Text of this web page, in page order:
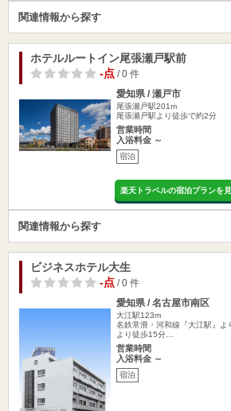
関連情報から探す
ホテルルートイン尾張瀬戸駅前
-点 / 0 件
愛知県 / 瀬戸市
尾張瀬戸駅201m
尾張瀬戸駅より徒歩で約2分
営業時間
入浴料金 ～
宿泊
楽天トラベルの宿泊プランを
関連情報から探す
ビジネスホテル大生
-点 / 0 件
愛知県 / 名古屋市南区
大江駅123m
名鉄常滑・河和線『大江駅』よ
より徒歩15分…
営業時間
入浴料金 ～
宿泊